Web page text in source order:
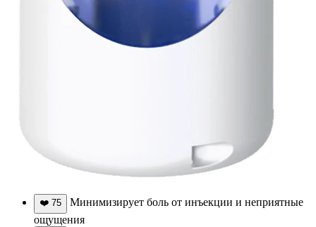
❤️ 75
Минимизирует боль от инъекции и неприятные
ощущения